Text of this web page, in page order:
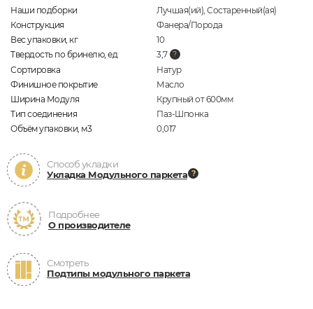
Наши подборки
Лучшая(ий), Состаренный(ая)
Конструкция
Фанера/Порода
Вес упаковки, кг
10
Твердость по бринелю, ед
3,7
Сортировка
Натур
Финишное покрытие
Масло
Ширина Модуля
Крупный от 600мм
Тип соединения
Паз-Шпонка
Объём упаковки, м3
0,017
Способ укладки
Укладка Модульного паркета
Подробнее
О производителе
Смотреть
Подтипы модульного паркета